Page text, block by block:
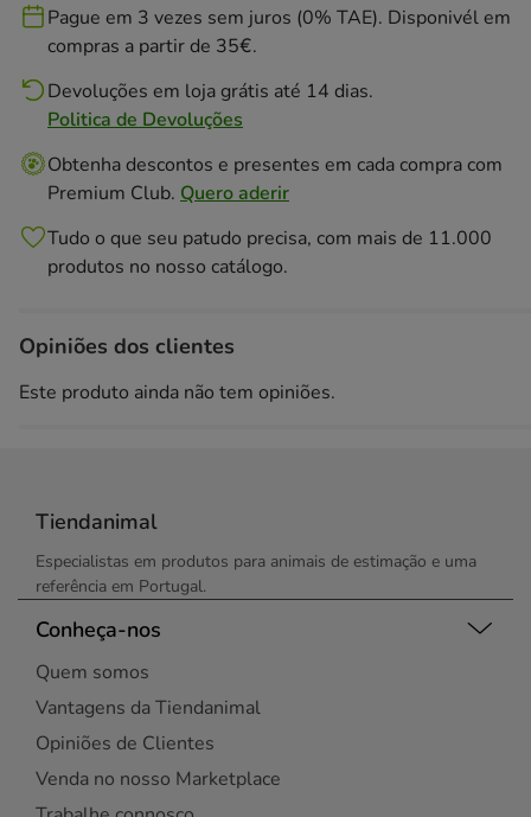
Pague em 3 vezes sem juros (0% TAE). Disponivél em
compras a partir de 35€.
Devoluções em loja grátis até 14 dias.
Politica de Devoluções
Obtenha descontos e presentes em cada compra com
Premium Club. Quero aderir
Tudo o que seu patudo precisa, com mais de 11.000
produtos no nosso catálogo.
Opiniões dos clientes
Este produto ainda não tem opiniões.
Tiendanimal
Especialistas em produtos para animais de estimação e uma
referência em Portugal.
Conheça-nos
Quem somos
Vantagens da Tiendanimal
Opiniões de Clientes
Venda no nosso Marketplace